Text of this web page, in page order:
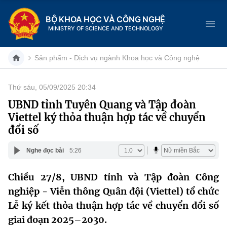
BỘ KHOA HỌC VÀ CÔNG NGHỆ
MINISTRY OF SCIENCE AND TECHNOLOGY
Danh mục
Trang chủ
Cơ cấu tổ chức
Lịch sử phát triển
Khoa học và Công nghệ
Đổi mới sáng tạo
Dịch vụ công
Hệ thống văn bản
Sản phẩm - Dịch vụ ngành Khoa học và Công nghệ
Thứ sáu, 05/09/2025 20:34
UBND tỉnh Tuyên Quang và Tập đoàn
Viettel ký thỏa thuận hợp tác về chuyển
đổi số
Nghe đọc bài 5:26
Chiều 27/8, UBND tỉnh và Tập đoàn Công
nghiệp - Viễn thông Quân đội (Viettel) tổ chức
Lễ ký kết thỏa thuận hợp tác về chuyển đổi số
giai đoạn 2025–2030.